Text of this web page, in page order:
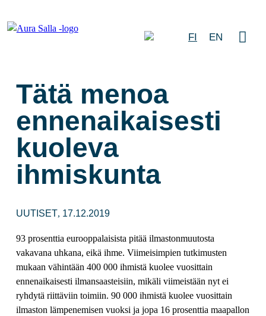
FI EN
Tätä menoa
ennenaikaisesti
kuoleva
ihmiskunta
UUTISET, 17.12.2019
93 prosenttia eurooppalaisista pitää ilmastonmuutosta
vakavana uhkana, eikä ihme. Viimeisimpien tutkimusten
mukaan vähintään 400 000 ihmistä kuolee vuosittain
ennenaikaisesti ilmansaasteisiin, mikäli viimeistään nyt ei
ryhdytä riittäviin toimiin. 90 000 ihmistä kuolee vuosittain
ilmaston lämpenemisen vuoksi ja jopa 16 prosenttia maapallon